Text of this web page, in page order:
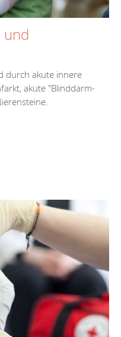
und
durch akute innere
akute "Blinddarm-